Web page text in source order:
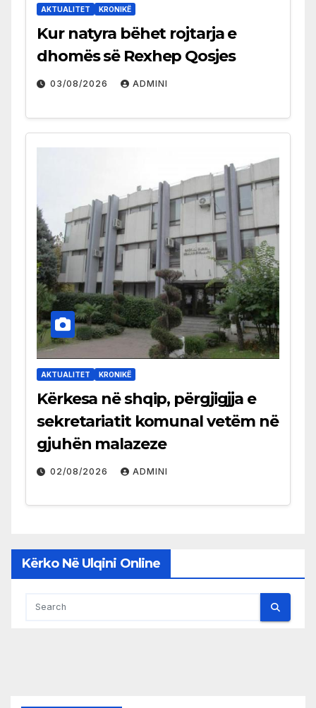
AKTUALITET KRONIKË
Kur natyra bëhet rojtarja e
dhomës së Rexhep Qosjes
03/08/2026 ADMINI
AKTUALITET KRONIKË
Kërkesa në shqip, përgjigjja e
sekretariatit komunal vetëm në
gjuhën malazeze
02/08/2026 ADMINI
Kërko Në Ulqini Online